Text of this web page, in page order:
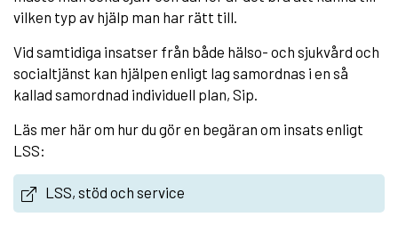
vilken typ av hjälp man har rätt till.
Vid samtidiga insatser från både hälso- och sjukvård och
socialtjänst kan hjälpen enligt lag samordnas i en så
kallad samordnad individuell plan, Sip.
Läs mer här om hur du gör en begäran om insats enligt
LSS:
LSS, stöd och service